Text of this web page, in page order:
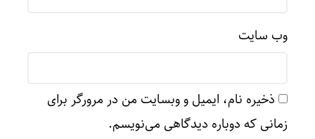
وب‌ سایت
ذخیره نام، ایمیل و وبسایت من در مرورگر برای
زمانی که دوباره دیدگاهی می‌نویسم.